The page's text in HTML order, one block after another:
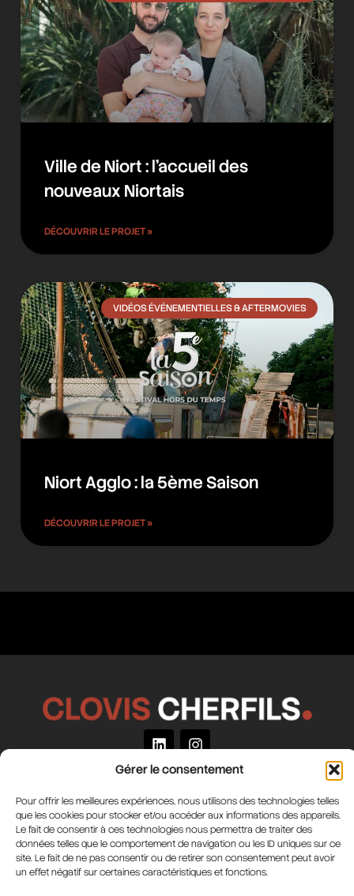
Gérer le consentement
Pour offrir les meilleures expériences, nous utilisons des technologies telles
que les cookies pour stocker et/ou accéder aux informations des appareils.
Le fait de consentir à ces technologies nous permettra de traiter des
données telles que le comportement de navigation ou les ID uniques sur ce
site. Le fait de ne pas consentir ou de retirer son consentement peut avoir
un effet négatif sur certaines caractéristiques et fonctions.
Ville de Niort : l’accueil des
nouveaux Niortais
DÉCOUVRIR LE PROJET »
VIDÉOS ÉVÉNEMENTIELLES & AFTERMOVIES
Niort Agglo : la 5ème Saison
DÉCOUVRIR LE PROJET »
06 52 13 06 69
clovis.cherfils@hotmail.co.uk
Liens utiles
Politique de confidentialité